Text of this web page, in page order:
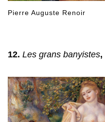
Pierre Auguste Renoir
12. Les grans banyistes,